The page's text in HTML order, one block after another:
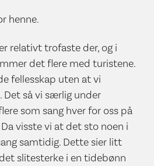
henne.
relativt trofaste der, og i
det flere med turistene.
fellesskap uten at vi
Det så vi særlig under
som sang hver for oss på
visste vi at det sto noen i
samtidig. Dette sier litt
slitesterke i en tidebønn